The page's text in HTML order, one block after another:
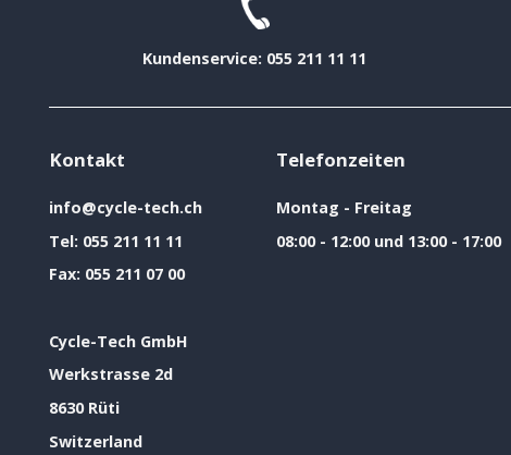
Kundenservice: 055 211 11 11
Kontakt
info@cycle-tech.ch
Tel: 055 211 11 11
Fax: 055 211 07 00
Cycle-Tech GmbH
Werkstrasse 2d
8630 Rüti
Switzerland
Telefonzeiten
Montag - Freitag
08:00 - 12:00 und 13:00 - 17:00